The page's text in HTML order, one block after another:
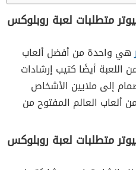
متطلبات لعبة روبلوكس
هي واحدة من أفضل ألعاب
اللعبة أيضًا كتيب إرشادات
إلى ملايين الأشخاص
ألعاب العالم المفتوح من
متطلبات لعبة روبلوكس